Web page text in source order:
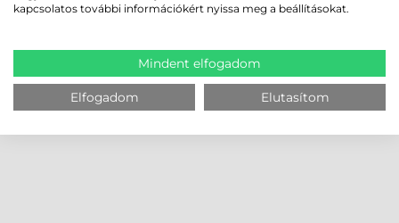
kapcsolatos további információkért nyissa meg a beállításokat.
Mindent elfogadom
Elfogadom Elutasítom